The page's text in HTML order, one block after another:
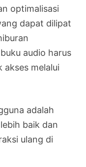
optimalisasi
dapat dilipat
audio harus
akses melalui
adalah
baik dan
ulang di